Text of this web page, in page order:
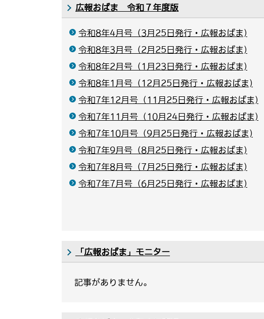
広報おばま 令和７年度版
令和8年4月号（3月25日発行・広報おばま)
令和8年3月号（2月25日発行・広報おばま)
令和8年2月号（1月23日発行・広報おばま)
令和8年1月号（12月25日発行・広報おばま)
令和7年12月号（11月25日発行・広報おばま)
令和7年11月号（10月24日発行・広報おばま)
令和7年10月号（9月25日発行・広報おばま)
令和7年9月号（8月25日発行・広報おばま)
令和7年8月号（7月25日発行・広報おばま)
令和7年7月号（6月25日発行・広報おばま)
「広報おばま」モニター
記事がありません。